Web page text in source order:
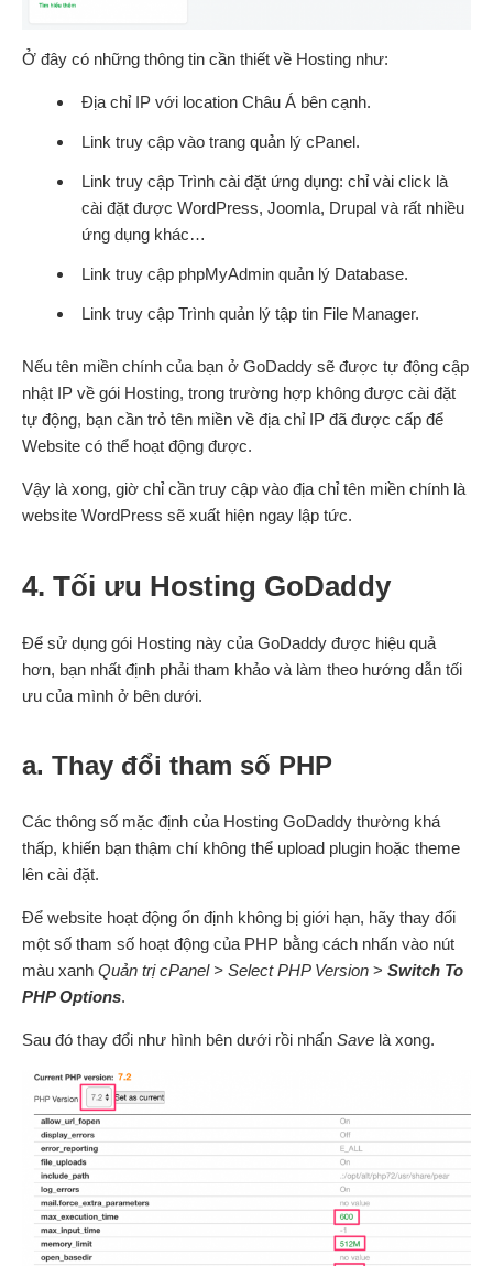
Ở đây có những thông tin cần thiết về Hosting như:
Địa chỉ IP với location Châu Á bên cạnh.
Link truy cập vào trang quản lý cPanel.
Link truy cập Trình cài đặt ứng dụng: chỉ vài click là
cài đặt được WordPress, Joomla, Drupal và rất nhiều
ứng dụng khác…
Link truy cập phpMyAdmin quản lý Database.
Link truy cập Trình quản lý tập tin File Manager.
Nếu tên miền chính của bạn ở GoDaddy sẽ được tự động cập
nhật IP về gói Hosting, trong trường hợp không được cài đặt
tự động, bạn cần trỏ tên miền về địa chỉ IP đã được cấp để
Website có thể hoạt động được.
Vậy là xong, giờ chỉ cần truy cập vào địa chỉ tên miền chính là
website WordPress sẽ xuất hiện ngay lập tức.
4. Tối ưu Hosting GoDaddy
Để sử dụng gói Hosting này của GoDaddy được hiệu quả
hơn, bạn nhất định phải tham khảo và làm theo hướng dẫn tối
ưu của mình ở bên dưới.
a. Thay đổi tham số PHP
Các thông số mặc định của Hosting GoDaddy thường khá
thấp, khiến bạn thậm chí không thể upload plugin hoặc theme
lên cài đặt.
Để website hoạt động ổn định không bị giới hạn, hãy thay đổi
một số tham số hoạt động của PHP bằng cách nhấn vào nút
màu xanh Quản trị cPanel > Select PHP Version > Switch To
PHP Options.
Sau đó thay đổi như hình bên dưới rồi nhấn Save là xong.